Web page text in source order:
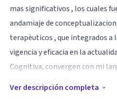
mas significativos , los cuales
andamiaje de
terapèuticos , que integrados a
vigencia y eficacia en la
Cognitiva, convergen con mi
Ver descripción completa